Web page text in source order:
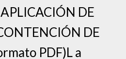
DE
DE
PDF)L a